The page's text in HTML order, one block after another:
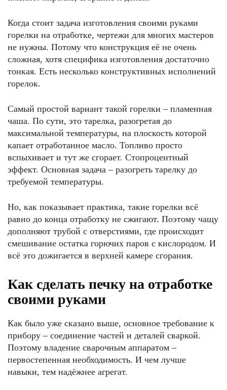
Когда стоит задача изготовления своими руками
горелки на отработке, чертежи для многих мастеров
не нужны. Потому что конструкция её не очень
сложная, хотя специфика изготовления достаточно
тонкая. Есть несколько конструктивных исполнений
горелок.
Самый простой вариант такой горелки – пламенная
чаша. По сути, это тарелка, разогретая до
максимальной температуры, на плоскость которой
капает отработанное масло. Топливо просто
вспыхивает и тут же сгорает. Стопроцентный
эффект. Основная задача – разогреть тарелку до
требуемой температуры.
Но, как показывает практика, такие горелки всё
равно до конца отработку не сжигают. Поэтому чащу
дополняют трубой с отверстиями, где происходит
смешивание остатка горючих паров с кислородом. И
всё это дожигается в верхней камере сгорания.
Как сделать печку на отработке
своими руками
Как было уже сказано выше, основное требование к
прибору – соединение частей и деталей сваркой.
Поэтому владение сварочным аппаратом –
первостепенная необходимость. И чем лучше
навыки, тем надёжнее агрегат.